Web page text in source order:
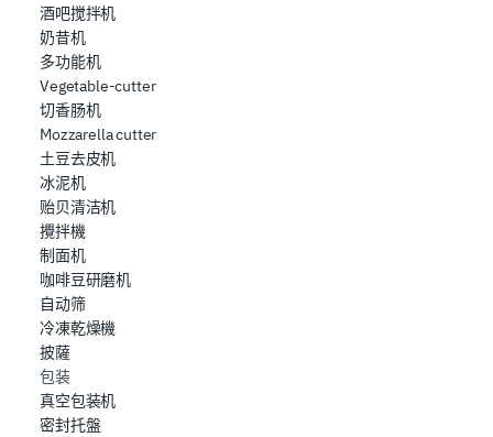
酒吧搅拌机
奶昔机
多功能机
Vegetable-cutter
切香肠机
Mozzarella cutter
土豆去皮机
冰泥机
贻贝清洁机
攪拌機
制面机
咖啡豆研磨机
自动筛
冷凍乾燥機
披薩
包装
真空包装机
密封托盤